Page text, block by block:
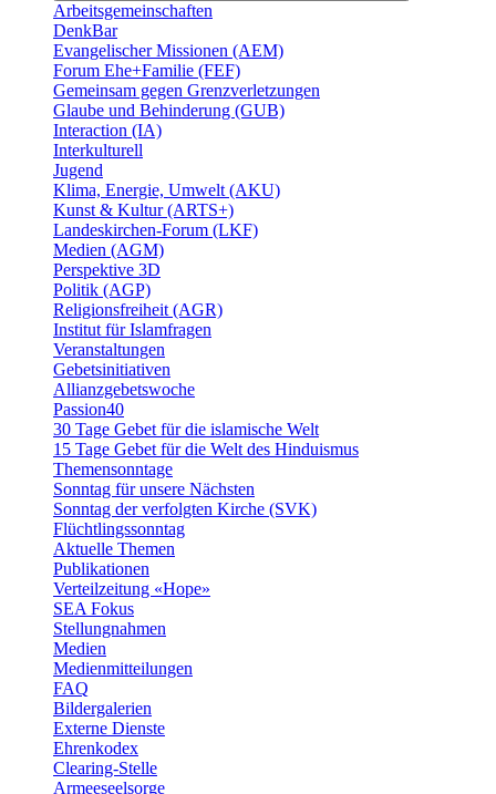
Arbeitsgemeinschaften
DenkBar
Evangelischer Missionen (AEM)
Forum Ehe+Familie (FEF)
Gemeinsam gegen Grenzverletzungen
Glaube und Behinderung (GUB)
Interaction (IA)
Interkulturell
Jugend
Klima, Energie, Umwelt (AKU)
Kunst & Kultur (ARTS+)
Landeskirchen-Forum (LKF)
Medien (AGM)
Perspektive 3D
Politik (AGP)
Religionsfreiheit (AGR)
Institut für Islamfragen
Veranstaltungen
Gebetsinitiativen
Allianzgebetswoche
Passion40
30 Tage Gebet für die islamische Welt
15 Tage Gebet für die Welt des Hinduismus
Themensonntage
Sonntag für unsere Nächsten
Sonntag der verfolgten Kirche (SVK)
Flüchtlingssonntag
Aktuelle Themen
Publikationen
Verteilzeitung «Hope»
SEA Fokus
Stellungnahmen
Medien
Medienmitteilungen
FAQ
Bildergalerien
Externe Dienste
Ehrenkodex
Clearing-Stelle
Armeeseelsorge